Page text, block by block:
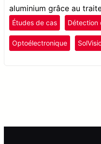
aluminium grâce au
Études de cas Détection
Optoélectronique